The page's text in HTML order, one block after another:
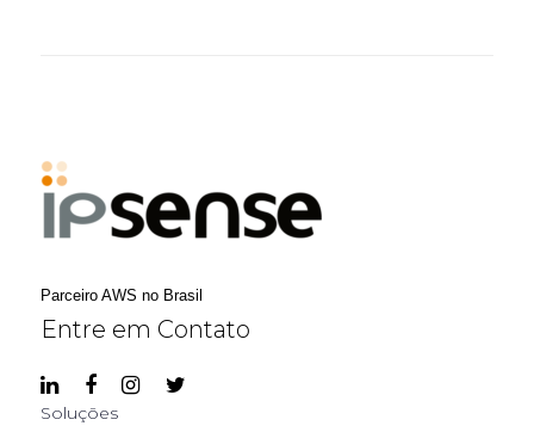
Parceiro AWS no Brasil
Entre em Contato
Soluções